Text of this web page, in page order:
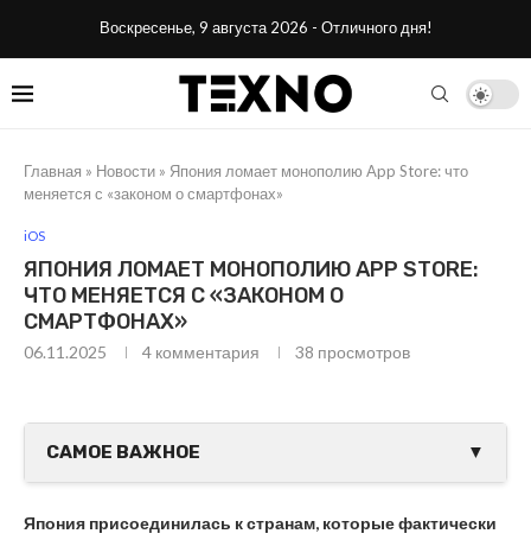
Воскресенье, 9 августа 2026 - Отличного дня!
Главная » Новости » Япония ломает монополию App Store: что
меняется с «законом о смартфонах»
iOS
ЯПОНИЯ ЛОМАЕТ МОНОПОЛИЮ APP STORE:
ЧТО МЕНЯЕТСЯ С «ЗАКОНОМ О
СМАРТФОНАХ»
06.11.2025 4 комментария 38 просмотров
САМОЕ ВАЖНОЕ ▼
Япония присоединилась к странам, которые фактически